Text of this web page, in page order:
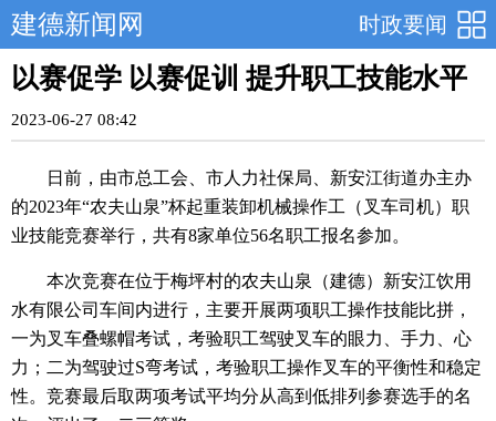
时政要闻
建德新闻网
以赛促学 以赛促训 提升职工技能水平
2023-06-27 08:42
日前，由市总工会、市人力社保局、新安江街道办主办
的2023年“农夫山泉”杯起重装卸机械操作工（叉车司机）职
业技能竞赛举行，共有8家单位56名职工报名参加。
本次竞赛在位于梅坪村的农夫山泉（建德）新安江饮用
水有限公司车间内进行，主要开展两项职工操作技能比拼，
一为叉车叠螺帽考试，考验职工驾驶叉车的眼力、手力、心
力；二为驾驶过S弯考试，考验职工操作叉车的平衡性和稳定
性。竞赛最后取两项考试平均分从高到低排列参赛选手的名